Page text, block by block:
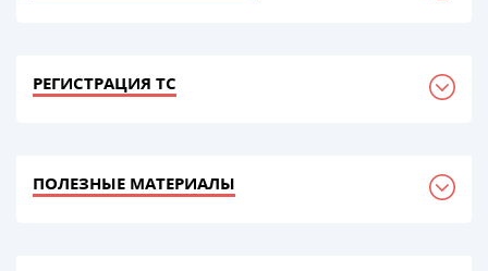
РЕГИСТРАЦИЯ ТС
ПОЛЕЗНЫЕ МАТЕРИАЛЫ